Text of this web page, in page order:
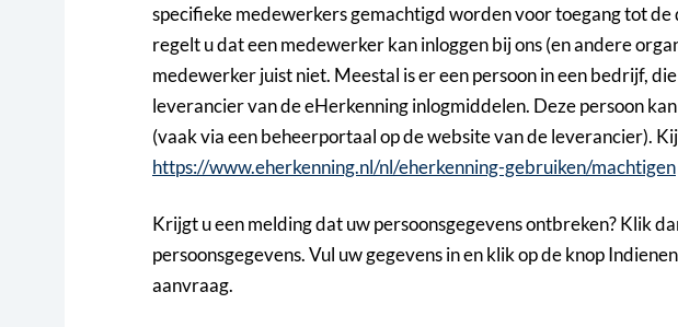
specifieke medewerkers gemachtigd worden voor toegang tot
regelt u dat een medewerker kan inloggen bij ons (en andere
medewerker juist niet. Meestal is er een persoon in een bedrijf,
leverancier van de eHerkenning inlogmiddelen. Deze persoon
(vaak via een beheerportaal op de website van de leverancier).
https://www.eherkenning.nl/nl/eherkenning-gebruiken/machtigen
Krijgt u een melding dat uw persoonsgegevens ontbreken? Klik
persoonsgegevens. Vul uw gegevens in en klik op de knop
aanvraag.